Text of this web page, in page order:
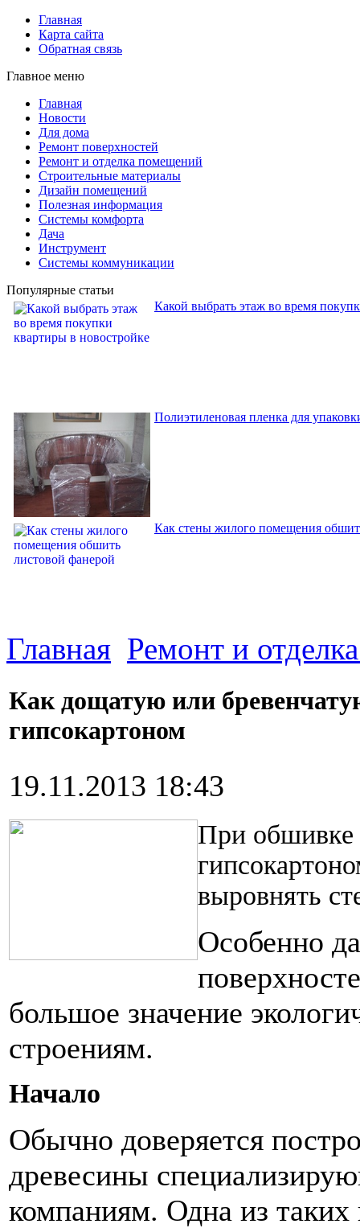
Главная
Карта сайта
Обратная связь
Главное меню
Главная
Новости
Для дома
Ремонт поверхностей
Ремонт и отделка помещений
Строительные материалы
Дизайн помещений
Полезная информация
Системы комфорта
Дача
Инструмент
Системы коммуникации
Популярные статьи
Какой выбрать этаж во время
Полиэтиленовая пленка для
Как стены жилого помещения
Главная Ремонт и
Как дощатую или
гипсокартоном
19.11.2013 18:43
При обшивке
выровнять
Особенно
большое значение
строениям.
Начало
Обычно доверяется
древесины
компаниям. Одна из